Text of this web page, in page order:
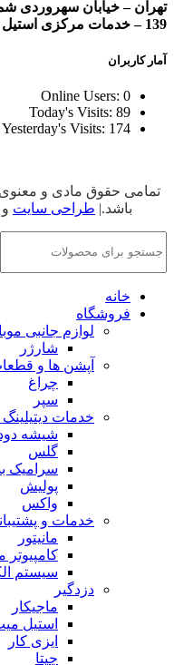
تهران – خيابان سهروردی
139 – خدمات مرکزی استیل میت
آمار کاربران
Online Users: 0
Today's Visits: 89
Yesterday's Visits: 174
تمامی حقوق مادی و
باشد.| طراحی سایت و
خانه
فروشگاه
لوازم جانبی
شارژر
آپشن ها و
چراغ
سپر
خدمات
شیشه
گلس
سرامیک
پولیش
واکس
خدمات و
مانیتور
کامپیوتر
سیستم
دزدگیر
ماجیکار
استیل
ایزی کار
چیتا